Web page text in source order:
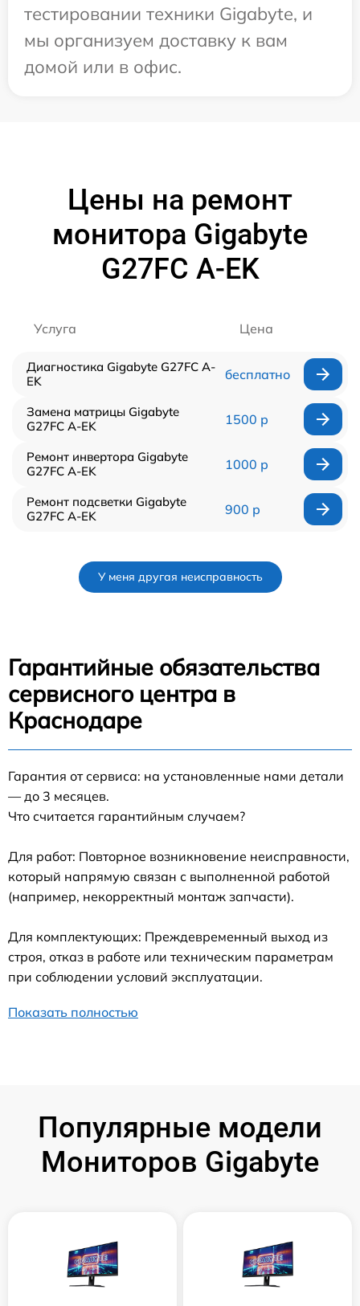
тестировании техники Gigabyte, и
мы организуем доставку к вам
домой или в офис.
Цены на ремонт
монитора Gigabyte
G27FC A-EK
Услуга Цена
Диагностика Gigabyte G27FC A-
EK
бесплатно
Замена матрицы Gigabyte
G27FC A-EK
1500 р
Ремонт инвертора Gigabyte
G27FC A-EK
1000 р
Ремонт подсветки Gigabyte
G27FC A-EK
900 р
У меня другая неисправность
Гарантийные обязательства
сервисного центра в
Краснодаре
Гарантия от сервиса: на установленные нами детали
— до 3 месяцев.
Что считается гарантийным случаем?
Для работ: Повторное возникновение неисправности,
который напрямую связан с выполненной работой
(например, некорректный монтаж запчасти).
Для комплектующих: Преждевременный выход из
строя, отказ в работе или техническим параметрам
при соблюдении условий эксплуатации.
Показать полностью
Популярные модели
Мониторов Gigabyte